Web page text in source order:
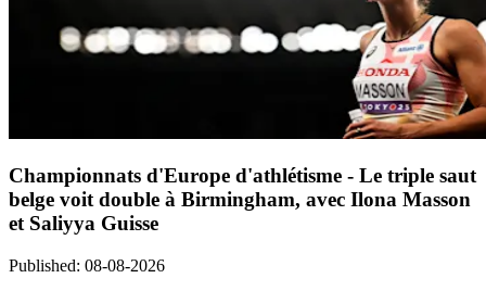
Championnats d'Europe d'athlétisme - Le triple saut
belge voit double à Birmingham, avec Ilona Masson
et Saliyya Guisse
Published: 08-08-2026